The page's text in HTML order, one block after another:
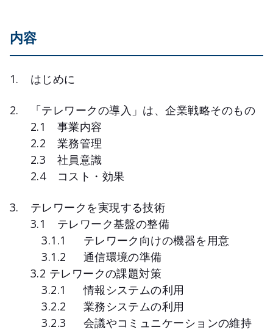
内容
はじめに
「テレワークの導入」は、企業戦略そのもの
2.1 事業内容
2.2 業務管理
2.3 社員意識
2.4 コスト・効果
テレワークを実現する技術
3.1 テレワーク基盤の整備
3.1.1 テレワーク向けの機器を用意
3.1.2 通信環境の準備
3.2 テレワークの課題対策
3.2.1 情報システムの利用
3.2.2 業務システムの利用
3.2.3 会議やコミュニケーションの維持